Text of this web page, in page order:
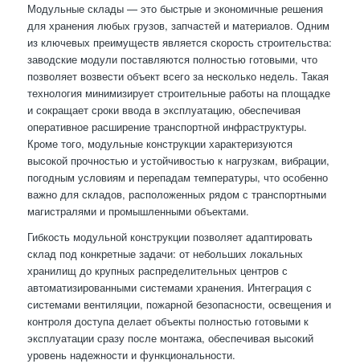
Модульные склады — это быстрые и экономичные решения
для хранения любых грузов, запчастей и материалов. Одним
из ключевых преимуществ является скорость строительства:
заводские модули поставляются полностью готовыми, что
позволяет возвести объект всего за несколько недель. Такая
технология минимизирует строительные работы на площадке
и сокращает сроки ввода в эксплуатацию, обеспечивая
оперативное расширение транспортной инфраструктуры.
Кроме того, модульные конструкции характеризуются
высокой прочностью и устойчивостью к нагрузкам, вибрации,
погодным условиям и перепадам температуры, что особенно
важно для складов, расположенных рядом с транспортными
магистралями и промышленными объектами.
Гибкость модульной конструкции позволяет адаптировать
склад под конкретные задачи: от небольших локальных
хранилищ до крупных распределительных центров с
автоматизированными системами хранения. Интеграция с
системами вентиляции, пожарной безопасности, освещения и
контроля доступа делает объекты полностью готовыми к
эксплуатации сразу после монтажа, обеспечивая высокий
уровень надежности и функциональности.